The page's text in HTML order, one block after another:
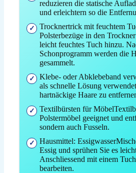
reduzieren die statische
und erleichtern so die
Trocknertrick mit feuchtem
Polsterbezüge in den
leicht feuchtes Tuch hinzu.
Schonprogramm werden die
gesammelt.
Klebe- oder Abklebeband
als schnelle Lösung
hartnäckige Haare zu
Textilbürsten für
Polstermöbel geeignet und
sondern auch Fusseln.
Hausmittel:
Essig und sprühen Sie es
Anschliessend mit einem
bearbeiten.